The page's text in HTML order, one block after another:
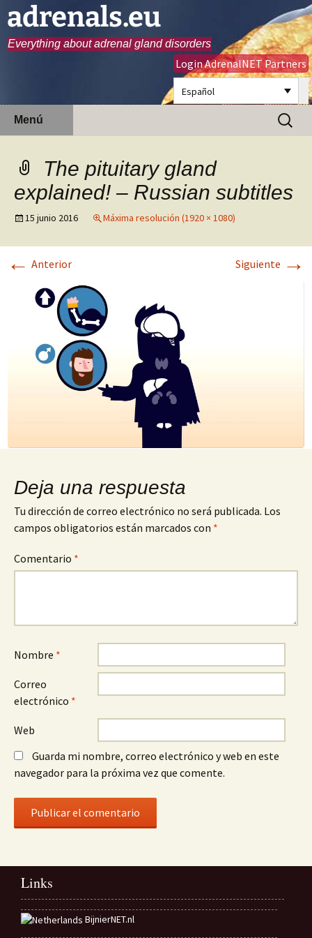
adrenals.eu
Everything about adrenal gland disorders
Login AdrenalNET Partners
Español
Menú Buscar:
The pituitary gland
explained! – Russian subtitles
15 junio 2016 Máxima resolución (1920 × 1080)
← Anterior Siguiente →
Deja una respuesta
Tu dirección de correo electrónico no será publicada. Los
campos obligatorios están marcados con *
Comentario *
Nombre *
Correo
electrónico *
Web
Guarda mi nombre, correo electrónico y web en este
navegador para la próxima vez que comente.
Links
BijnierNET.nl